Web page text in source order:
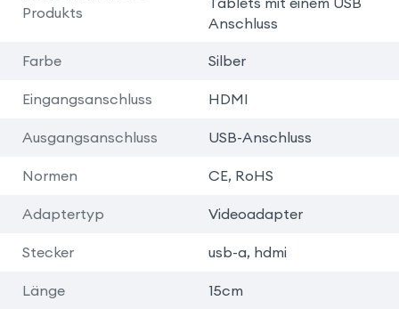
Produkts
Anschluss
Farbe Silber
Eingangsanschluss HDMI
Ausgangsanschluss USB-Anschluss
Normen CE, RoHS
Adaptertyp Videoadapter
Stecker usb-a, hdmi
Länge 15cm